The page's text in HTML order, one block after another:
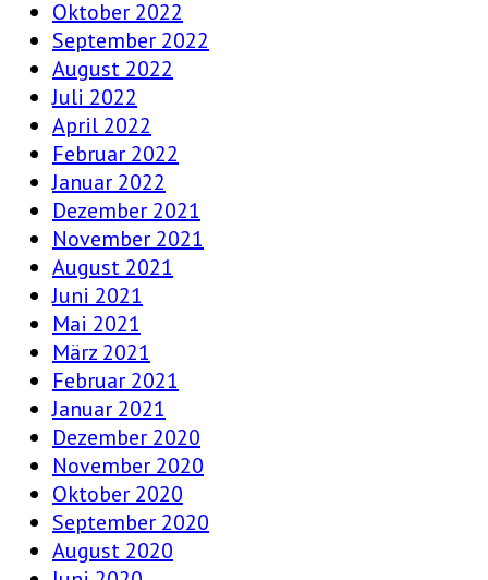
Oktober 2022
September 2022
August 2022
Juli 2022
April 2022
Februar 2022
Januar 2022
Dezember 2021
November 2021
August 2021
Juni 2021
Mai 2021
März 2021
Februar 2021
Januar 2021
Dezember 2020
November 2020
Oktober 2020
September 2020
August 2020